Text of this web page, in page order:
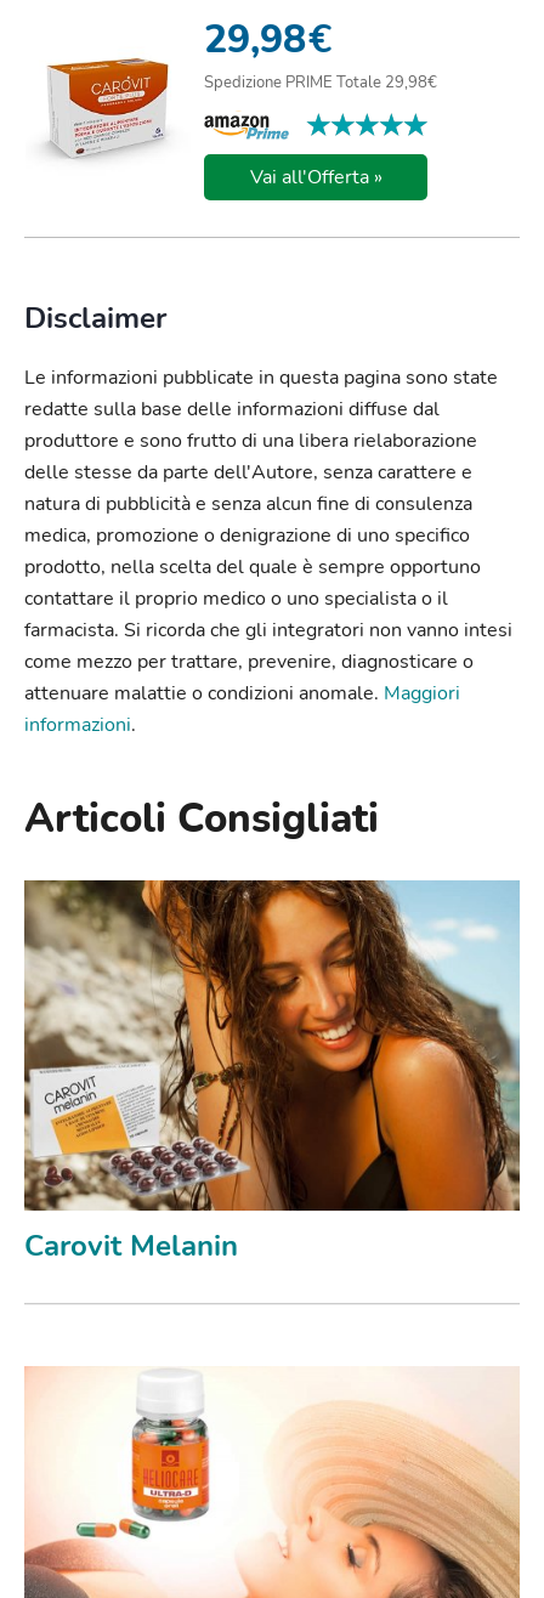
29,98€
Spedizione PRIME Totale 29,98€
★★★★★
★★★★★
Vai all'Offerta »
Disclaimer
Le informazioni pubblicate in questa pagina sono state
redatte sulla base delle informazioni diffuse dal
produttore e sono frutto di una libera rielaborazione
delle stesse da parte dell'Autore, senza carattere e
natura di pubblicità e senza alcun fine di consulenza
medica, promozione o denigrazione di uno specifico
prodotto, nella scelta del quale è sempre opportuno
contattare il proprio medico o uno specialista o il
farmacista. Si ricorda che gli integratori non vanno intesi
come mezzo per trattare, prevenire, diagnosticare o
attenuare malattie o condizioni anomale. Maggiori
informazioni.
Articoli Consigliati
Carovit Melanin